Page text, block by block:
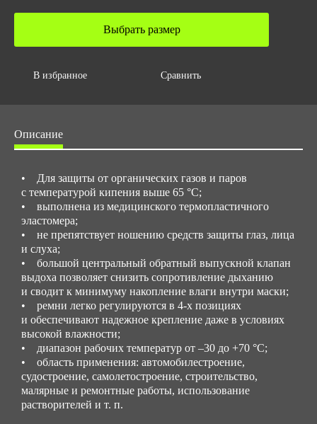
0.00551
Объем упаковки,м3
Выбрать размер
В избранное Сравнить
Описание
• Для защиты от органических газов и паров
с температурой кипения выше 65 °C;
• выполнена из медицинского термопластичного
эластомера;
• не препятствует ношению средств защиты глаз, лица
и слуха;
• большой центральный обратный выпускной клапан
выдоха позволяет снизить сопротивление дыханию
и сводит к минимуму накопление влаги внутри маски;
• ремни легко регулируются в 4-х позициях
и обеспечивают надежное крепление даже в условиях
высокой влажности;
• диапазон рабочих температур от –30 до +70 °С;
• область применения: автомобилестроение,
судостроение, самолетостроение, строительство,
малярные и ремонтные работы, использование
растворителей и т. п.